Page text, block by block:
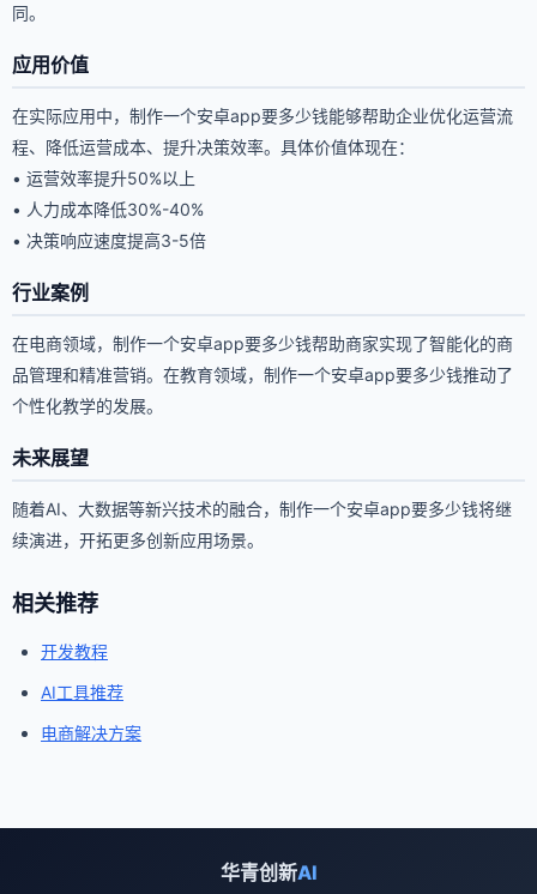
同。
应用价值
在实际应用中，制作一个安卓app要多少钱能够帮助企业优化运营流
程、降低运营成本、提升决策效率。具体价值体现在：
• 运营效率提升50%以上
• 人力成本降低30%-40%
• 决策响应速度提高3-5倍
行业案例
在电商领域，制作一个安卓app要多少钱帮助商家实现了智能化的商
品管理和精准营销。在教育领域，制作一个安卓app要多少钱推动了
个性化教学的发展。
未来展望
随着AI、大数据等新兴技术的融合，制作一个安卓app要多少钱将继
续演进，开拓更多创新应用场景。
相关推荐
开发教程
AI工具推荐
电商解决方案
华青创新AI